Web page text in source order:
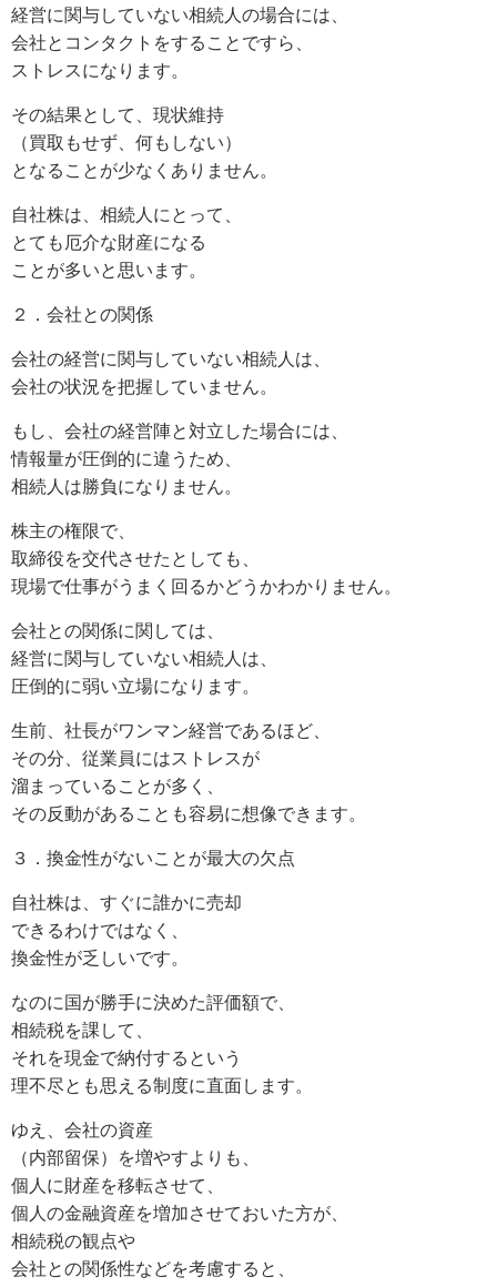
経営に関与していない相続人の場合には、
会社とコンタクトをすることですら、
ストレスになります。
その結果として、現状維持
（買取もせず、何もしない）
となることが少なくありません。
自社株は、相続人にとって、
とても厄介な財産になる
ことが多いと思います。
２．会社との関係
会社の経営に関与していない相続人は、
会社の状況を把握していません。
もし、会社の経営陣と対立した場合には、
情報量が圧倒的に違うため、
相続人は勝負になりません。
株主の権限で、
取締役を交代させたとしても、
現場で仕事がうまく回るかどうかわかりません。
会社との関係に関しては、
経営に関与していない相続人は、
圧倒的に弱い立場になります。
生前、社長がワンマン経営であるほど、
その分、従業員にはストレスが
溜まっていることが多く、
その反動があることも容易に想像できます。
３．換金性がないことが最大の欠点
自社株は、すぐに誰かに売却
できるわけではなく、
換金性が乏しいです。
なのに国が勝手に決めた評価額で、
相続税を課して、
それを現金で納付するという
理不尽とも思える制度に直面します。
ゆえ、会社の資産
（内部留保）を増やすよりも、
個人に財産を移転させて、
個人の金融資産を増加させておいた方が、
相続税の観点や
会社との関係性などを考慮すると、